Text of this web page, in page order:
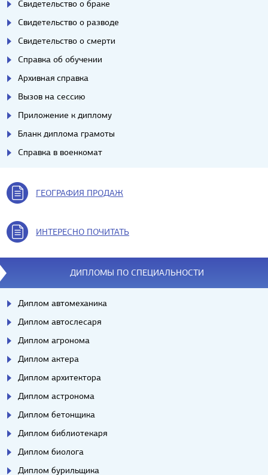
Свидетельство о браке
Свидетельство о разводе
Свидетельство о смерти
Справка об обучении
Архивная справка
Вызов на сессию
Приложение к диплому
Бланк диплома грамоты
Справка в военкомат
ГЕОГРАФИЯ ПРОДАЖ
ИНТЕРЕСНО ПОЧИТАТЬ
ДИПЛОМЫ ПО СПЕЦИАЛЬНОСТИ
Диплом автомеханика
Диплом автослесаря
Диплом агронома
Диплом актера
Диплом архитектора
Диплом астронома
Диплом бетонщика
Диплом библиотекаря
Диплом биолога
Диплом бурильщика